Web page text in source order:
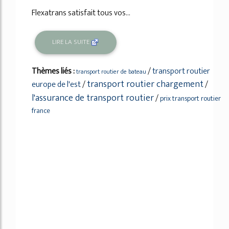
Flexatrans satisfait tous vos...
LIRE LA SUITE
Thèmes liés :transport routier de bateau /transport routier
europe de l'est/transport routier chargement/
l'assurance de transport routier/prix transport routier
france